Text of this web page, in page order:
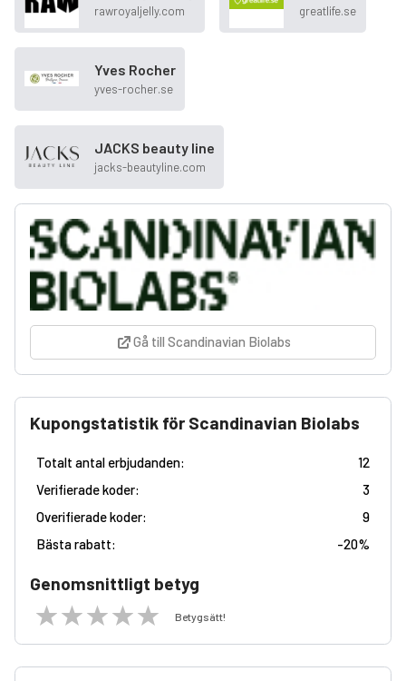
rawroyaljelly.com greatlife.se
Yves Rocher
yves-rocher.se
JACKS beauty line
jacks-beautyline.com
Gå till Scandinavian Biolabs
Kupongstatistik för Scandinavian Biolabs
Totalt antal erbjudanden:
12
Verifierade koder:
3
Overifierade koder:
9
Bästa rabatt:
-20%
Genomsnittligt betyg
Betygsätt!